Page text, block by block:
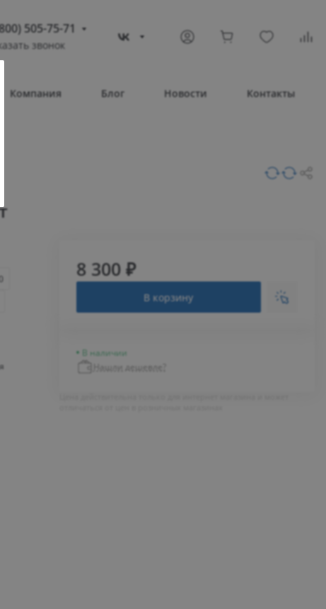
505-75-71
звонок
Компания Блог Новости Контакты
8 300 ₽
В корзину
В наличии
Нашли дешевле?